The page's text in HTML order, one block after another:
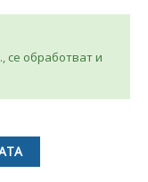
се обработват и